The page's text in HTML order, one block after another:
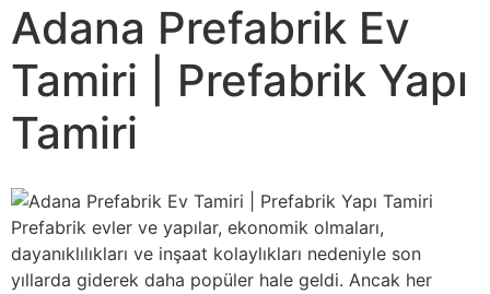
Adana Prefabrik Ev
Tamiri | Prefabrik Yapı
Tamiri
Prefabrik evler ve yapılar, ekonomik olmaları,
dayanıklılıkları ve inşaat kolaylıkları nedeniyle son
yıllarda giderek daha popüler hale geldi. Ancak her